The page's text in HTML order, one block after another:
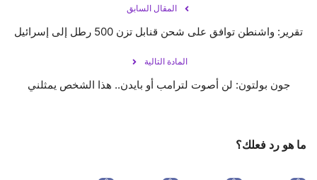
المقال السابق
تقرير: واشنطن توافق على شحن قنابل تزن 500 رطل إلى إسرائيل
المادة التالية
جون بولتون: لن أصوت لترامب أو بايدن.. هذا الشخص يمثلني
ما هو رد فعلك؟